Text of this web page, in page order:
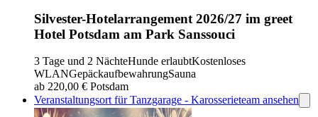
Silvester-Hotelarrangement 2026/27 im greet
Hotel Potsdam am Park Sanssouci
3 Tage und 2 NächteHunde erlaubtKostenloses
WLANGepäckaufbewahrungSauna
ab 220,00 € Potsdam
Veranstaltungsort für Tanzgarage - Karosserieteam ansehen